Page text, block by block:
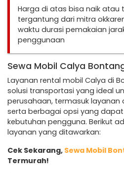
Harga di atas bisa naik atau
tergantung dari mitra
waktu durasi pemakaian
penggunaan
Sewa Mobil Calya
Layanan rental mobil Calya di
solusi transportasi yang ideal
perusahaan, termasuk
serta berbagai opsi yang
kebutuhan pengguna. Berikut
layanan yang ditawarkan:
Cek Sekarang, Sewa Mobil
Termurah!